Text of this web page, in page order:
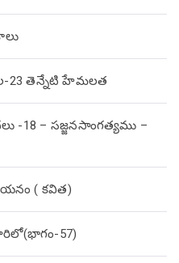
23 తెన్నేటి హేమలత
-18 – సజ్జనసాంగత్యము –
( కవిత)
57)